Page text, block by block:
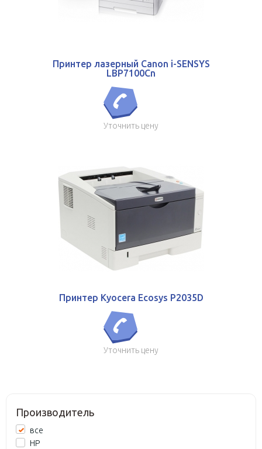
Производитель
все
HP
Принтер лазерный Canon i-SENSYS
LBP7100Cn
Уточнить цену
Принтер Kyocera Ecosys P2035D
Уточнить цену